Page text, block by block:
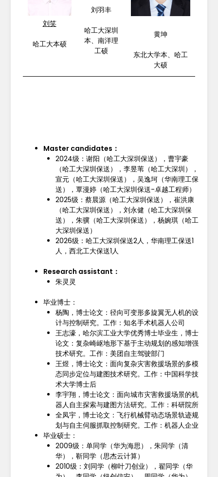
刘笑
哈工大本硕
刘羽丰
哈工大深圳
本、南洋理
工硕
黄坤
东北大学本、哈工
大硕
Master candidates：
2024级：谢阳（哈工大深圳保送），曹宇豪
（哈工大深圳保送），李昱苇（哈工大深圳），
宣元（哈工大深圳保送），吴逸坷（华南理工保
送），覃漫婷（哈工大深圳保送-卓越工程师）
2025级：蔡晨源（哈工大深圳保送），崔洪康
（哈工大深圳保送），刘永健（哈工大深圳保
送），朱骥（哈工大深圳保送），杨婉琪（哈工
大深圳保送）
2026级：哈工大深圳保送2人，华南理工保送1
人，西北工大保送1人
Research assistant：
朱灵灵
毕业博士：
杨陶，博士论文：径向可变形多旋翼无人机的设
计与控制研究。工作：知名手术机器人公司
王志濠，哈尔滨工业大学优秀博士毕业生，博士
论文：复杂崎岖地形下基于主动规划的感知增强
技术研究。工作：美团自主驾驶部门
王煜，博士论文：面向复杂灾害救援场景的多模
态同步定位与建图技术研究。工作：中国科学技
术大学博士后
李宇翔，博士论文：面向城市灾害救援场景的机
器人自主探索与建图方法研究。工作：科研院所
全凤宇，博士论文：飞行机械臂动态场景轨迹规
划与自主伺服抓取控制研究。工作：机器人企业
毕业硕士：
2009级：单同学（华为海思），朱同学（清
华），靳同学（思杰云计算）
2010级：刘同学（柳叶刀创业），翟同学（华